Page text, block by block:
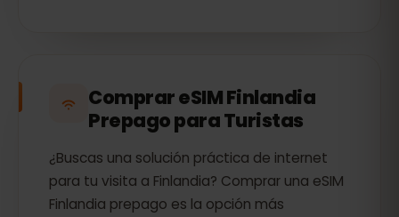
Comprar eSIM Finlandia
Prepago para Turistas
¿Buscas una solución práctica de internet
para tu visita a Finlandia? Comprar una eSIM
Finlandia prepago es la opción más